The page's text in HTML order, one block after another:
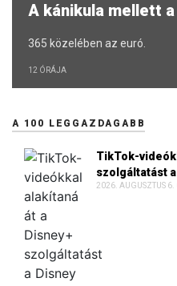
A kánikula mellett
365 közelében az euró.
12 ÓRÁJA
A 100 LEGGAZDAGABB
TikTok-
szolgáltatást
2026. AUGUSZTUS 6.